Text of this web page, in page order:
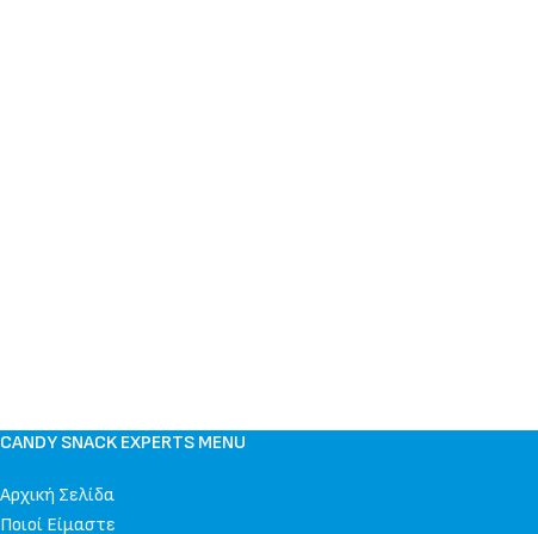
CANDY SNACK EXPERTS MENU
Αρχική Σελίδα
Ποιοί Είμαστε